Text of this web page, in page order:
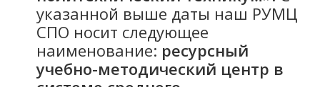
указанной выше даты наш РУМЦ
СПО носит следующее
наименование: ресурсный
учебно-методический центр в